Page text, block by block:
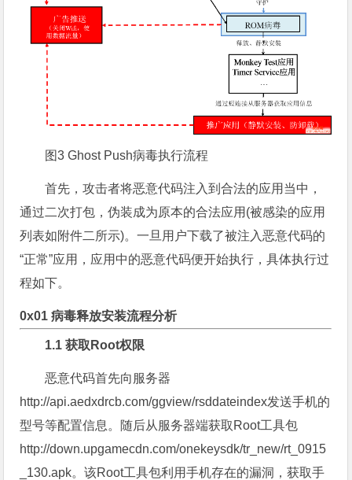
图3 Ghost Push病毒执行流程
首先，攻击者将恶意代码注入到合法的应用当中，
通过二次打包，伪装成为原本的合法应用(被感染的应用
列表如附件二所示)。一旦用户下载了被注入恶意代码的
“正常”应用，应用中的恶意代码便开始执行，具体执行过
程如下。
0x01 病毒释放安装流程分析
1.1 获取Root权限
恶意代码首先向服务器
http://api.aedxdrcb.com/ggview/rsddateindex发送手机的
型号等配置信息。随后从服务器端获取Root工具包
http://down.upgamecdn.com/onekeysdk/tr_new/rt_0915
_130.apk。该Root工具包利用手机存在的漏洞，获取手